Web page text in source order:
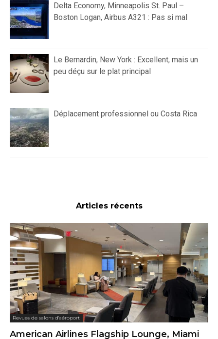
Delta Economy, Minneapolis St. Paul –
Boston Logan, Airbus A321 : Pas si mal
Le Bernardin, New York : Excellent, mais un
peu déçu sur le plat principal
Déplacement professionnel ou Costa Rica
Articles récents
Revues de salons d'aéroport
American Airlines Flagship Lounge, Miami